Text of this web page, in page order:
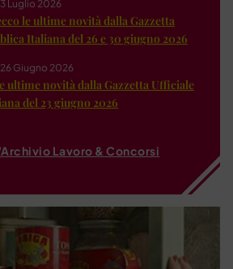
Luglio 2026
le ultime novità dalla Gazzetta
Italiana del 26 e 30 giugno 2026
Giugno 2026
ultime novità dalla Gazzetta Ufficiale
del 23 giugno 2026
Lavoro & Concorsi